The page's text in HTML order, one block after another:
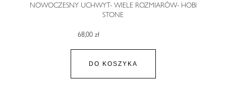
NOWOCZESNY UCHWYT- WIELE ROZMIARÓW- HOBI
STONE
68,00 zł
DO KOSZYKA